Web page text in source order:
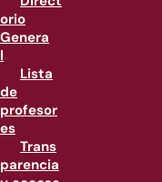
orio
Genera
l
Lista
de
profesor
es
Trans
parencia